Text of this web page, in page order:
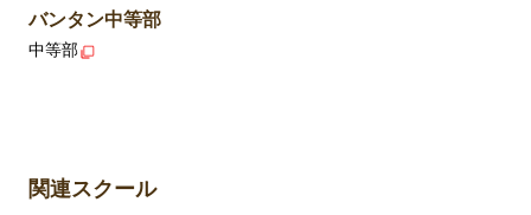
バンタン中等部
中等部
関連スクール